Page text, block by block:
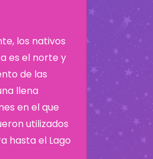
los nativos
es el norte y
de las
llena
en el que
utilizados
hasta el Lago